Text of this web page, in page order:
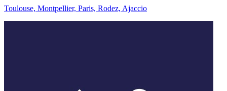
Toulouse, Montpellier, Paris, Rodez, Ajaccio